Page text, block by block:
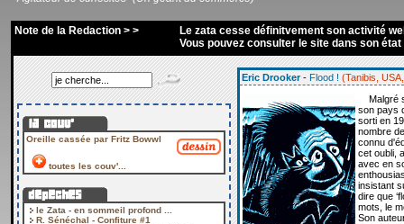
Note de la Redaction > >
Le zata cesse définitvement son activité
Vous pouvez consulter le site dans son
Oreille cassée par Fritz Bowwl
toutes les couv'...
le Zata - en sommeil profond ...
R. Sénéchal - Confiture #1
Eric Drooker- Flood ! (Tanibis,
Malgré
son pays
sorti en
nombre
connu
cet oubli,
avec en
insistant
dire que
mots, le
Son